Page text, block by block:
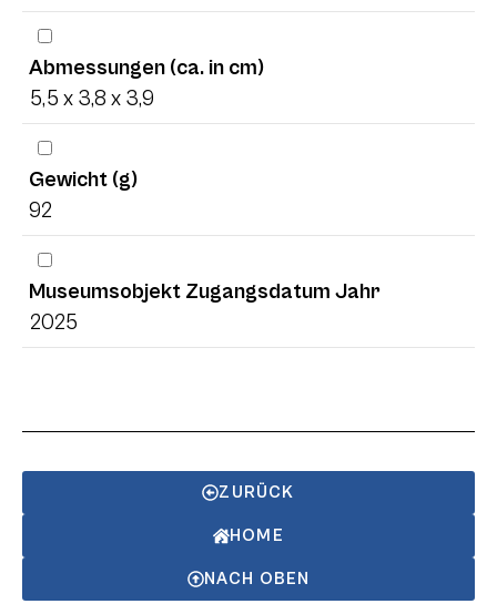
Abmessungen (ca. in cm)
5,5 x 3,8 x 3,9
Gewicht (g)
92
Museumsobjekt Zugangsdatum Jahr
2025
ZURÜCK
HOME
NACH OBEN